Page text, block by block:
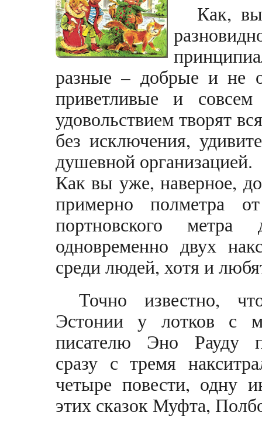
Как,
разные – добрые и не
приветливые и
удовольствием творят
без исключения,
душевной организацией.
Как вы уже, наверное,
примерно полметра
портновского метра
одновременно двух
среди людей, хотя и
Точно известно,
Эстонии у лотков с
писателю Эно Рауду
сразу с тремя
четыре повести, одну
этих сказок Муфта,